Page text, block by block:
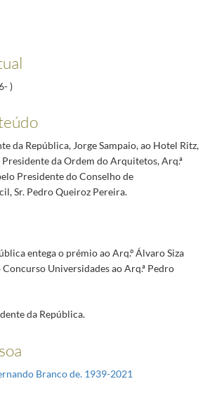
)
da República, Jorge Sampaio, ao Hotel Ritz,
da Ordem do Arquitetos, Arq.ª
Presidente do Conselho de
Sr. Pedro Queiroz Pereira.
entega o prémio ao Arq.º Álvaro Siza
Universidades ao Arq.ª Pedro
da República.
Branco de. 1939-2021